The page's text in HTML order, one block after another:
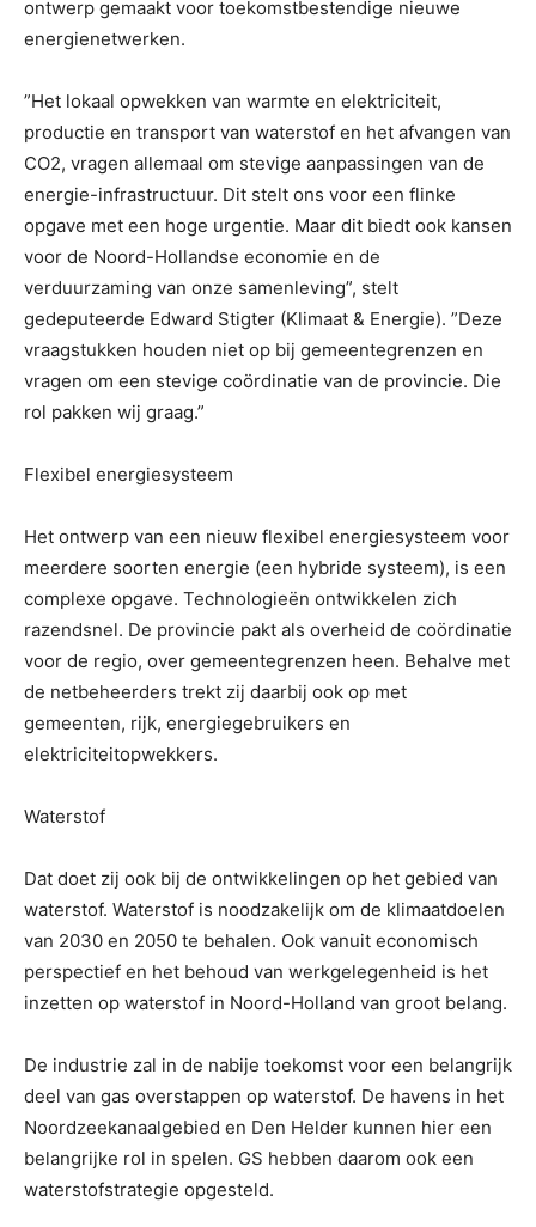
ontwerp gemaakt voor toekomstbestendige nieuwe
energienetwerken.
”Het lokaal opwekken van warmte en elektriciteit,
productie en transport van waterstof en het afvangen van
CO2, vragen allemaal om stevige aanpassingen van de
energie-infrastructuur. Dit stelt ons voor een flinke
opgave met een hoge urgentie. Maar dit biedt ook kansen
voor de Noord-Hollandse economie en de
verduurzaming van onze samenleving”, stelt
gedeputeerde Edward Stigter (Klimaat & Energie). ”Deze
vraagstukken houden niet op bij gemeentegrenzen en
vragen om een stevige coördinatie van de provincie. Die
rol pakken wij graag.”
Flexibel energiesysteem
Het ontwerp van een nieuw flexibel energiesysteem voor
meerdere soorten energie (een hybride systeem), is een
complexe opgave. Technologieën ontwikkelen zich
razendsnel. De provincie pakt als overheid de coördinatie
voor de regio, over gemeentegrenzen heen. Behalve met
de netbeheerders trekt zij daarbij ook op met
gemeenten, rijk, energiegebruikers en
elektriciteitopwekkers.
Waterstof
Dat doet zij ook bij de ontwikkelingen op het gebied van
waterstof. Waterstof is noodzakelijk om de klimaatdoelen
van 2030 en 2050 te behalen. Ook vanuit economisch
perspectief en het behoud van werkgelegenheid is het
inzetten op waterstof in Noord-Holland van groot belang.
De industrie zal in de nabije toekomst voor een belangrijk
deel van gas overstappen op waterstof. De havens in het
Noordzeekanaalgebied en Den Helder kunnen hier een
belangrijke rol in spelen. GS hebben daarom ook een
waterstofstrategie opgesteld.